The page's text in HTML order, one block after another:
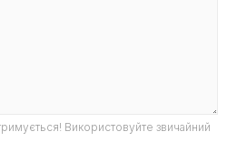
Використовуйте звичайний